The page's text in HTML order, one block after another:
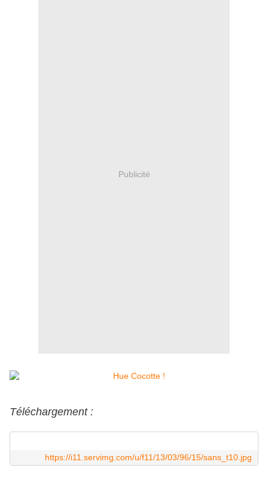
Publicité
Téléchargement :
https://i11.servimg.com/u/f11/13/03/96/15/sans_t10.jpg